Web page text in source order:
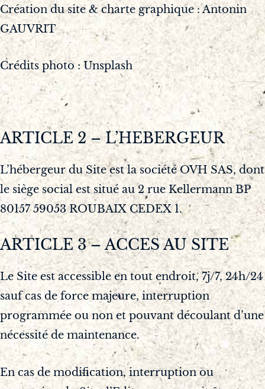
Création du site & charte graphique : Antonin
GAUVRIT
Crédits photo : Unsplash
ARTICLE 2 – L’HEBERGEUR
L’hébergeur du Site est la société OVH SAS, dont
le siège social est situé au 2 rue Kellermann BP
80157 59053 ROUBAIX CEDEX 1.
ARTICLE 3 – ACCES AU SITE
Le Site est accessible en tout endroit, 7j/7, 24h/24
sauf cas de force majeure, interruption
programmée ou non et pouvant découlant d’une
nécessité de maintenance.
En cas de modification, interruption ou